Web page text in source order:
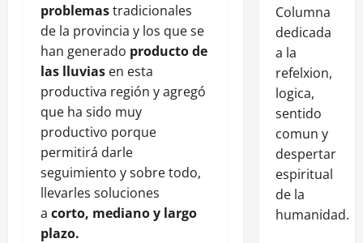
problemastradicionales
de la provincia y los que se
han generado producto de
las lluvias en esta
productiva región y agregó
que ha sido muy
productivo porque
permitirá darle
seguimiento y sobre todo,
llevarles soluciones
a corto, mediano y largo
plazo.
Columna
dedicada
a la
refelxion,
logica,
sentido
comun y
despertar
espiritual
de la
humanidad.